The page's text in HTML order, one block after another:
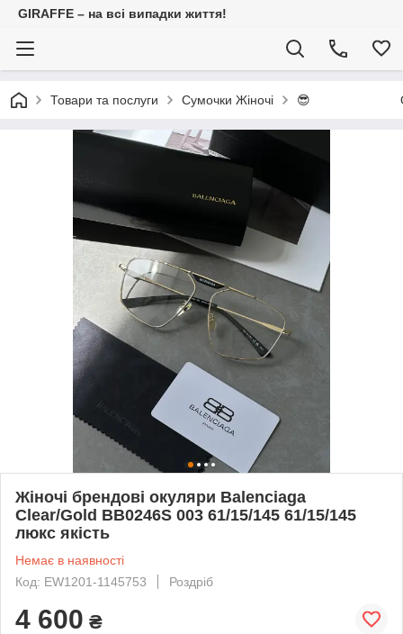
GIRAFFE – на всі випадки життя!
Товари та послуги Сумочки Жіночі 😎
Жіночі брендові окуляри Balenciaga
Clear/Gold BB0246S 003 61/15/145 61/15/145
люкс якість
Немає в наявності
Код: EW1201-1145753
Роздріб
4 600 ₴